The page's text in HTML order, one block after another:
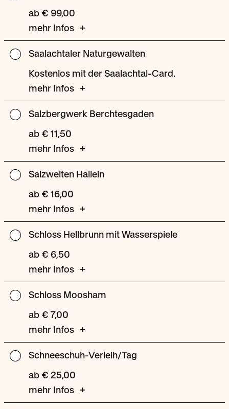
mit
Isländern
ab € 99,00
mehr Infos
Saalachtaler
Naturgewalten
Saalachtaler Naturgewalten
Kostenlos mit der Saalachtal-Card.
mehr Infos
Salzbergwerk
Berchtesgaden
Salzbergwerk Berchtesgaden
ab € 11,50
mehr Infos
Salzwelten
Hallein
Salzwelten Hallein
ab € 16,00
mehr Infos
Schloss
Hellbrunn
Wasserspiele
Schloss Hellbrunn mit Wasserspiele
ab € 6,50
mehr Infos
Schloss
Moosham
Schloss Moosham
ab € 7,00
mehr Infos
Schneeschuh-
Verleih/Tag
Schneeschuh-Verleih/Tag
ab € 25,00
mehr Infos